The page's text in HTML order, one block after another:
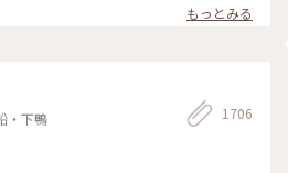
もっとみる
・下鴨
1706